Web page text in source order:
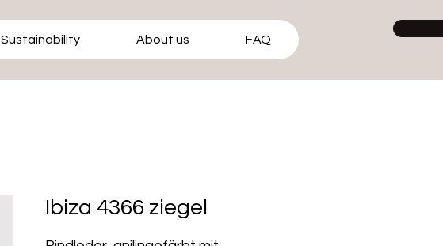
Sustainability About us FAQ
Ibiza 4366 ziegel